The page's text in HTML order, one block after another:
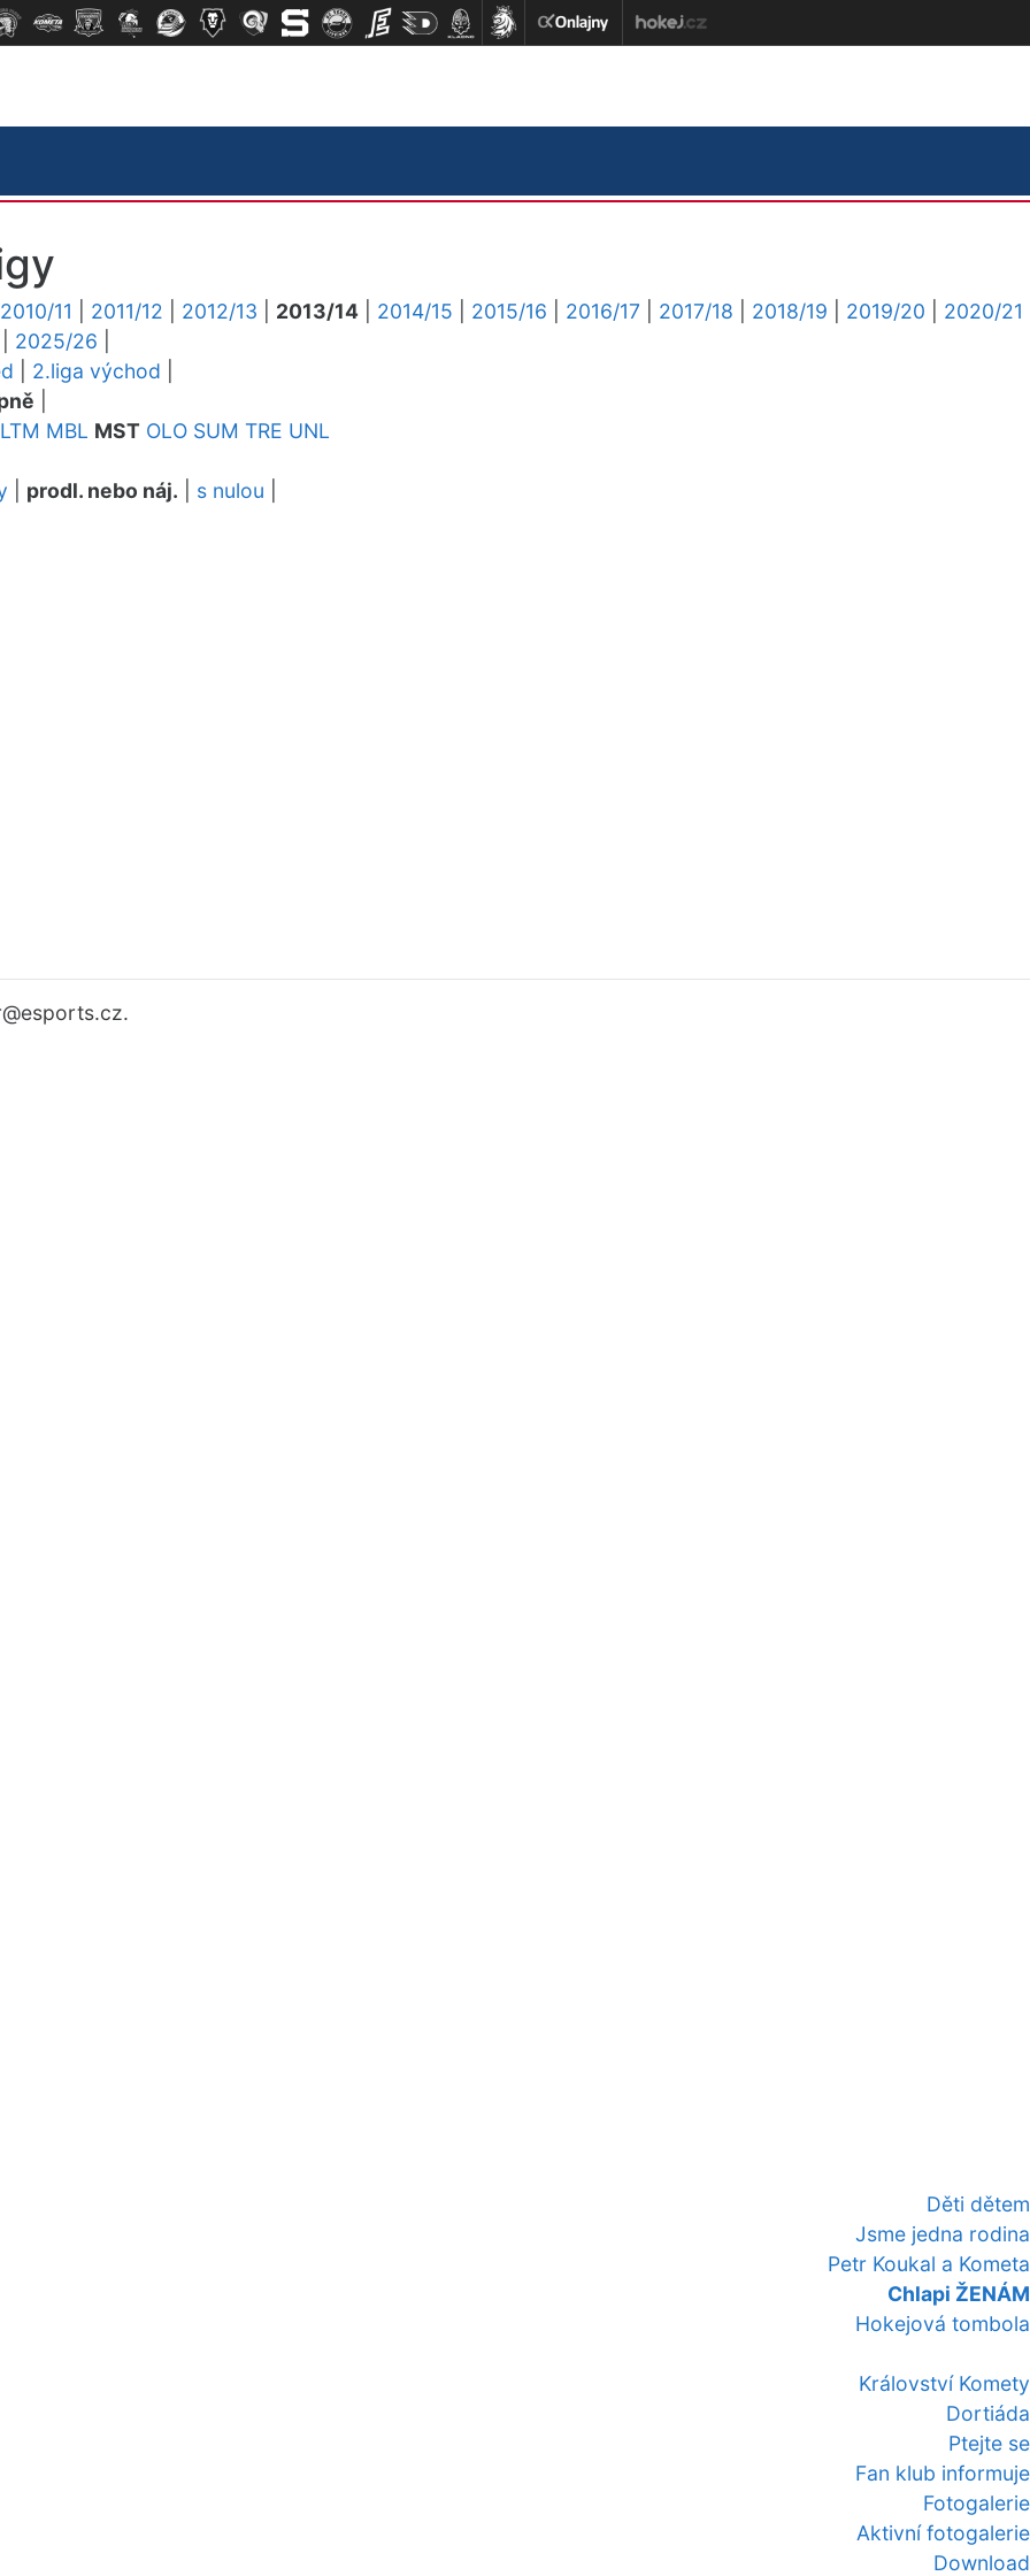
Děti dětem
Jsme jedna rodina
Petr Koukal a Kometa
Chlapi ŽENÁM
Hokejová tombola
Království Komety
Dortiáda
Ptejte se
Fan klub informuje
Fotogalerie
Aktivní fotogalerie
Download
2010/11 2011/12 2012/13 2013/14 2014/15 2015/16 2016/17 2017/18 2018/19 2019/20
2020/21
2025/26
2.liga východ
LTM MBL MST OLO SUM TRE UNL
prodl. nebo náj. s nulou
@esports.cz.